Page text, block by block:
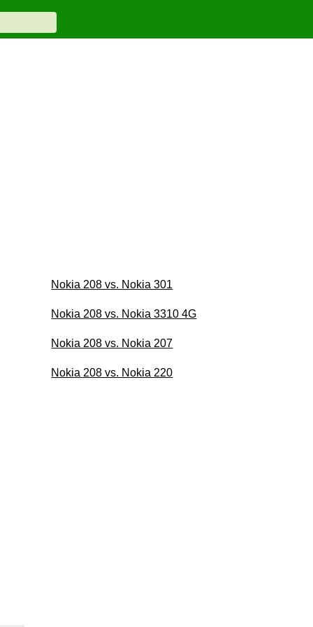
Nokia 208 vs. Nokia 301
Nokia 208 vs. Nokia 3310 4G
Nokia 208 vs. Nokia 207
Nokia 208 vs. Nokia 220